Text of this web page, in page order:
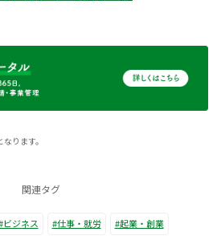
ります。
関連タグ
ビジネス #仕事・就労 #起業・創業